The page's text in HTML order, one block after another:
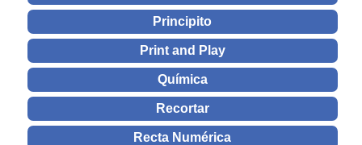
Principito
Print and Play
Química
Recortar
Recta Numérica